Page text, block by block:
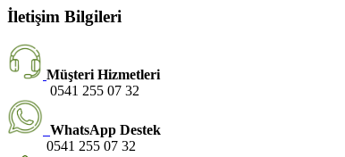
İletişim Bilgileri
Müşteri Hizmetleri
0541 255 07 32
WhatsApp Destek
0541 255 07 32